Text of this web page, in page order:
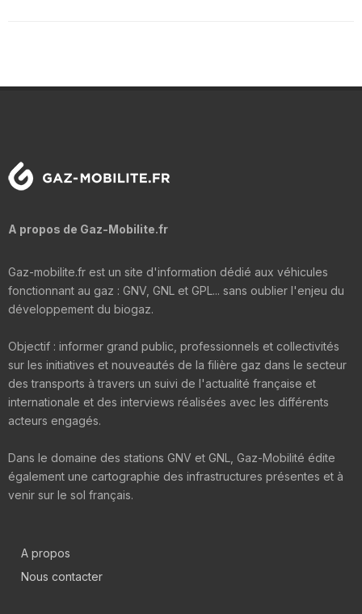
A propos de Gaz-Mobilite.fr
Gaz-mobilite.fr est un site d'information dédié aux véhicules
fonctionnant au gaz : GNV, GNL et GPL... sans oublier l'enjeu du
développement du biogaz.
Objectif : informer grand public, professionnels et collectivités
sur les initiatives et nouveautés de la filière gaz dans le secteur
des transports à travers un suivi de l'actualité française et
internationale et des interviews réalisées avec les différents
acteurs engagés.
Dans le domaine des stations GNV et GNL, Gaz-Mobilité édite
également une cartographie des infrastructures présentes et à
venir sur le sol français.
A propos
Nous contacter